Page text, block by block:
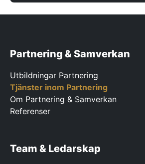
Partnering & Samverkan
Utbildningar Partnering
Tjänster inom Partnering
Om Partnering & Samverkan
Referenser
Team & Ledarskap